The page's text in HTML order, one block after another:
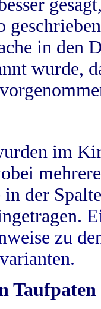
in
wurde,
im
der
zu
Taufpaten